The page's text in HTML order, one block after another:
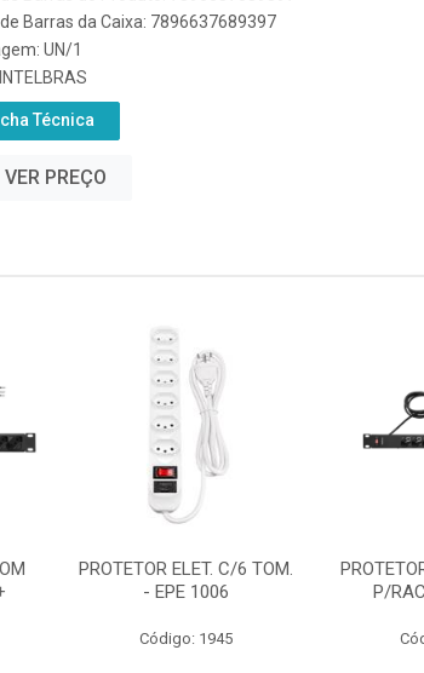
Barras da Caixa: 7896637689397
UN/1
INTELBRAS
Técnica
VER PREÇO
PROTETOR ELET. C/6 TOM.
- EPE 1006
Código: 1945
P/